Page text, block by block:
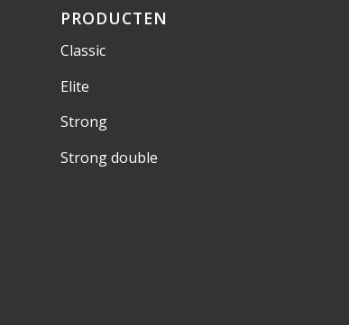
PRODUCTEN
Classic
Elite
Strong
Strong double